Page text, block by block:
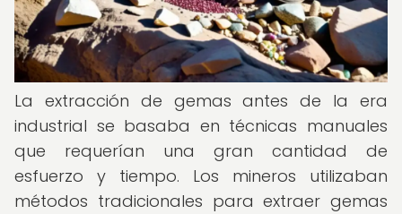
La extracción de gemas antes de la era
industrial se basaba en técnicas manuales
que requerían una gran cantidad de
esfuerzo y tiempo. Los mineros utilizaban
métodos tradicionales para extraer gemas